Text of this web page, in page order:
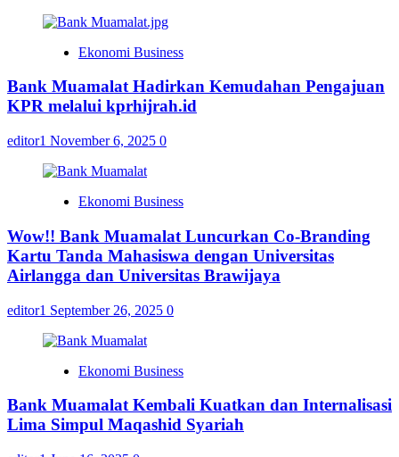
Ekonomi Business
Bank Muamalat Hadirkan Kemudahan Pengajuan
KPR melalui kprhijrah.id
editor1 November 6, 2025 0
Ekonomi Business
Wow!! Bank Muamalat Luncurkan Co-Branding
Kartu Tanda Mahasiswa dengan Universitas
Airlangga dan Universitas Brawijaya
editor1 September 26, 2025 0
Ekonomi Business
Bank Muamalat Kembali Kuatkan dan Internalisasi
Lima Simpul Maqashid Syariah